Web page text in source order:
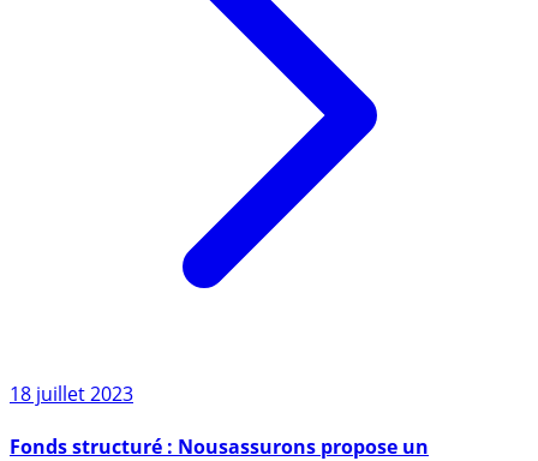
18 juillet 2023